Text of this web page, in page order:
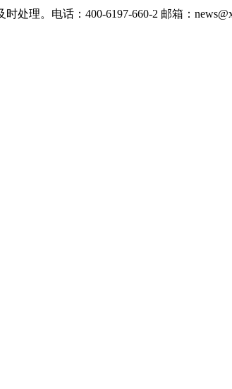
理。电话：400-6197-660-2 邮箱：